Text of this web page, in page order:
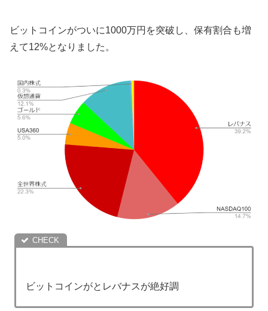
ビットコインがついに1000万円を突破し、保有割合も増
えて12%となりました。
ビットコインがとレバナスが絶好調